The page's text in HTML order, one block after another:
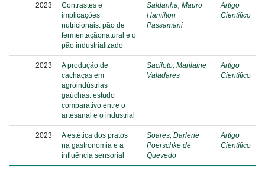
2023
Contrastes e
implicações
nutricionais: pão de
fermentaçãonatural e o
pão industrializado
Saldanha, Mauro
Hamilton
Passamani
Artigo
Científico
2023
A produção de
cachaças em
agroindústrias
gaúchas: estudo
comparativo entre o
artesanal e o industrial
Saciloto, Marilaine
Valadares
Artigo
Científico
2023
A estética dos pratos
na gastronomia e a
influência sensorial
Soares, Darlene
Poerschke de
Quevedo
Artigo
Científico